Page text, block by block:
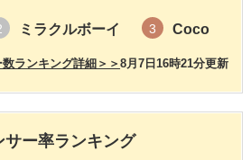
ミラクルボーイ 3 Coco
8月7日16時21分更新
ランキング詳細＞＞
サー率ランキング